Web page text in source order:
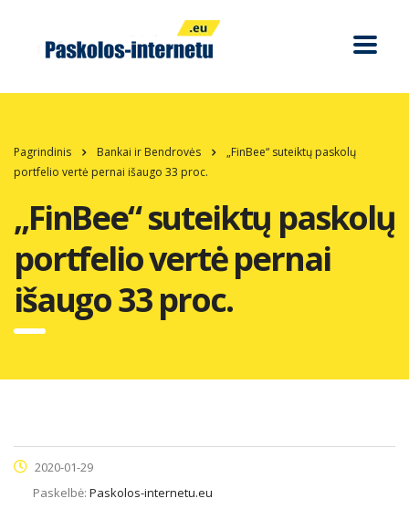
Pagrindinis Bankai ir Bendrovės
„FinBee“ suteiktų paskolų
portfelio vertė pernai išaugo 33 proc.
„FinBee“ suteiktų paskolų
portfelio vertė pernai
išaugo 33 proc.
2020-01-29
Paskelbė: Paskolos-internetu.eu